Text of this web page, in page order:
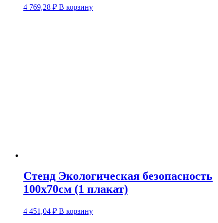
4 769,28 ₽ В корзину
Стенд Экологическая безопасность
100х70см (1 плакат)
4 451,04 ₽ В корзину